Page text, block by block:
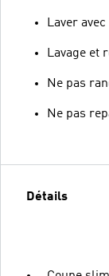
Laver
Lavage et
Ne pas
Ne pas
Détails